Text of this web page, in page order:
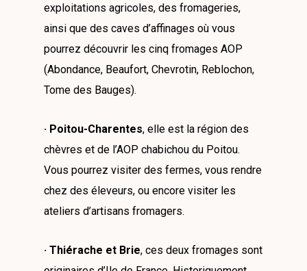
exploitations agricoles, des fromageries,
ainsi que des caves d’affinages où vous
pourrez découvrir les cinq fromages AOP
(Abondance, Beaufort, Chevrotin, Reblochon,
Tome des Bauges).
· Poitou-Charentes, elle est la région des
chèvres et de l’AOP chabichou du Poitou.
Vous pourrez visiter des fermes, vous rendre
chez des éleveurs, ou encore visiter les
ateliers d’artisans fromagers.
· Thiérache et Brie, ces deux fromages sont